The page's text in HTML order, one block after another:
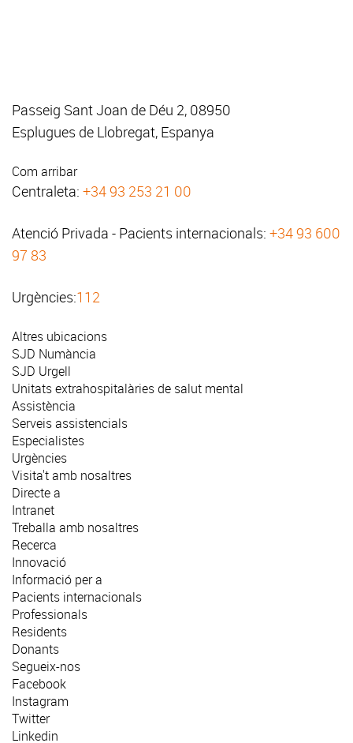
Passeig Sant Joan de Déu 2, 08950
Esplugues de Llobregat, Espanya
Com arribar
Centraleta: +34 93 253 21 00
Atenció Privada - Pacients internacionals: +34 93 600
97 83
Urgències:112
Altres ubicacions
SJD Numància
SJD Urgell
Unitats extrahospitalàries de salut mental
Assistència
Serveis assistencials
Especialistes
Urgències
Visita't amb nosaltres
Directe a
Intranet
Treballa amb nosaltres
Recerca
Innovació
Informació per a
Pacients internacionals
Professionals
Residents
Donants
Segueix-nos
Facebook
Instagram
Twitter
Linkedin